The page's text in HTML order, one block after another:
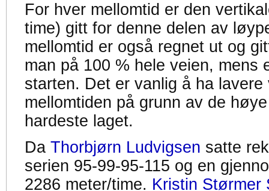
For hver mellomtid er den
time) gitt for denne delen av
mellomtid er også regnet ut og
man på 100 % hele veien, mens
starten. Det er vanlig å ha
mellomtiden på grunn av de
hardeste laget.
Da Thorbjørn Ludvigsen satte
serien 95-99-95-115 og en
2286 meter/time. Kristin Størmer